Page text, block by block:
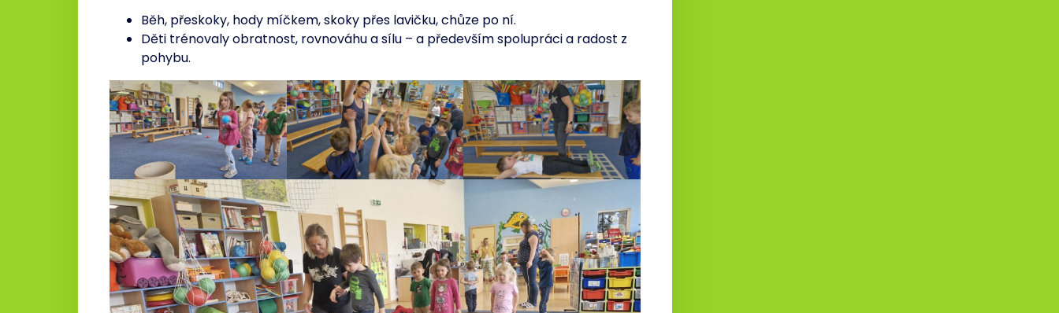
Běh, přeskoky, hody míčkem, skoky přes lavičku, chůze po ní.
Děti trénovaly obratnost, rovnováhu a sílu – a především spolupráci a radost z
pohybu.